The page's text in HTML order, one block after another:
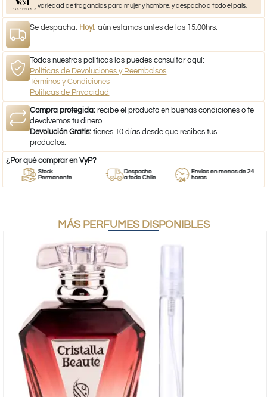
variedad de fragancias para mujer y hombre, y despacho a todo el país.
Se despacha: Hoy!, aún estamos antes de las 15:00hrs.
Todas nuestras políticas las puedes consultar aquí:
Políticas de Devoluciones y Reembolsos
Términos y Condiciones
Políticas de Privacidad
Compra protegida: recibe el producto en buenas condiciones o te
devolvemos tu dinero.
Devolución Gratis: tienes 10 días desde que recibes tus
productos.
¿Por qué comprar en VyP?
Stock
Permanente
Despacho
a todo Chile
Envíos en menos de 24
horas
MÁS PERFUMES DISPONIBLES